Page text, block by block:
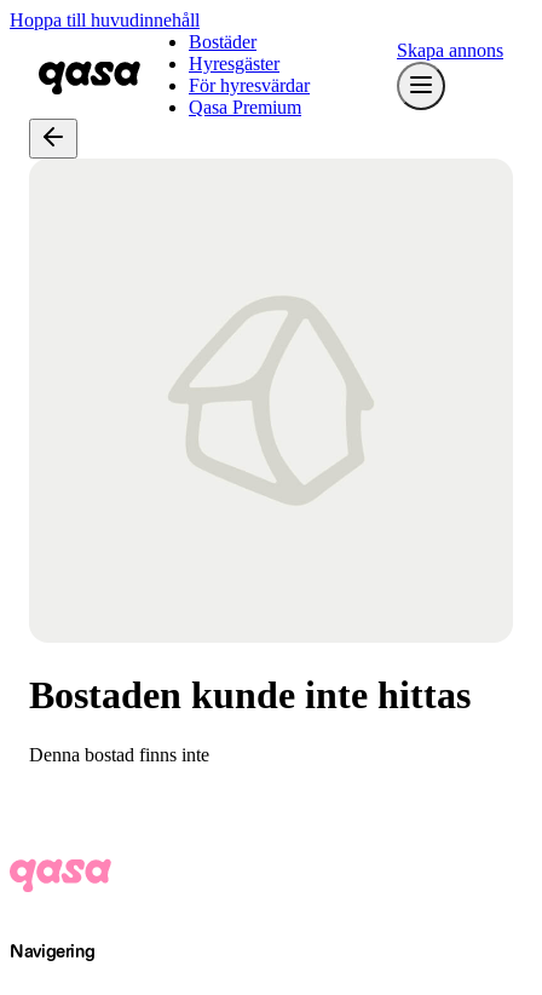
Hoppa till huvudinnehåll
Bostäder
Hyresgäster
För hyresvärdar
Qasa Premium
Skapa annons
Bostaden kunde inte hittas
Denna bostad finns inte
Navigering